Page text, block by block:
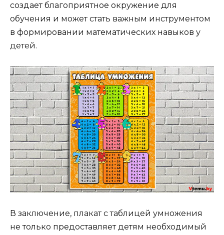
создает благоприятное окружение для
обучения и может стать важным инструментом
в формировании математических навыков у
детей.
В заключение, плакат с таблицей умножения
не только предоставляет детям необходимый